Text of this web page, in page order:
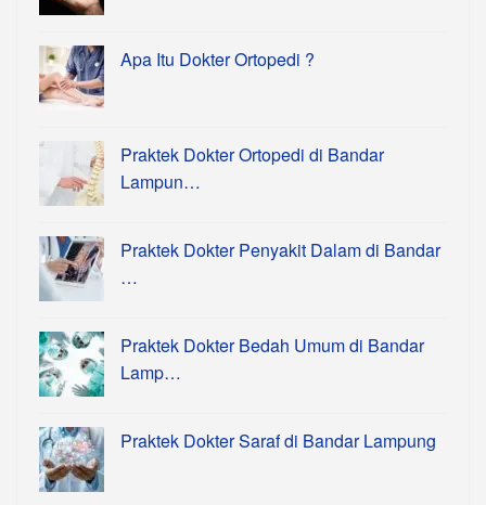
Apa Itu Dokter Ortopedi ?
Praktek Dokter Ortopedi di Bandar
Lampun…
Praktek Dokter Penyakit Dalam di Bandar
…
Praktek Dokter Bedah Umum di Bandar
Lamp…
Praktek Dokter Saraf di Bandar Lampung